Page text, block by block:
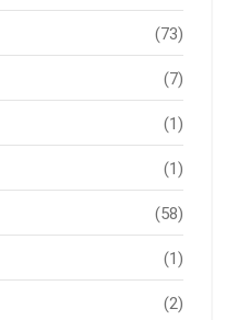
(73)
(7)
(1)
(1)
(58)
(1)
(2)